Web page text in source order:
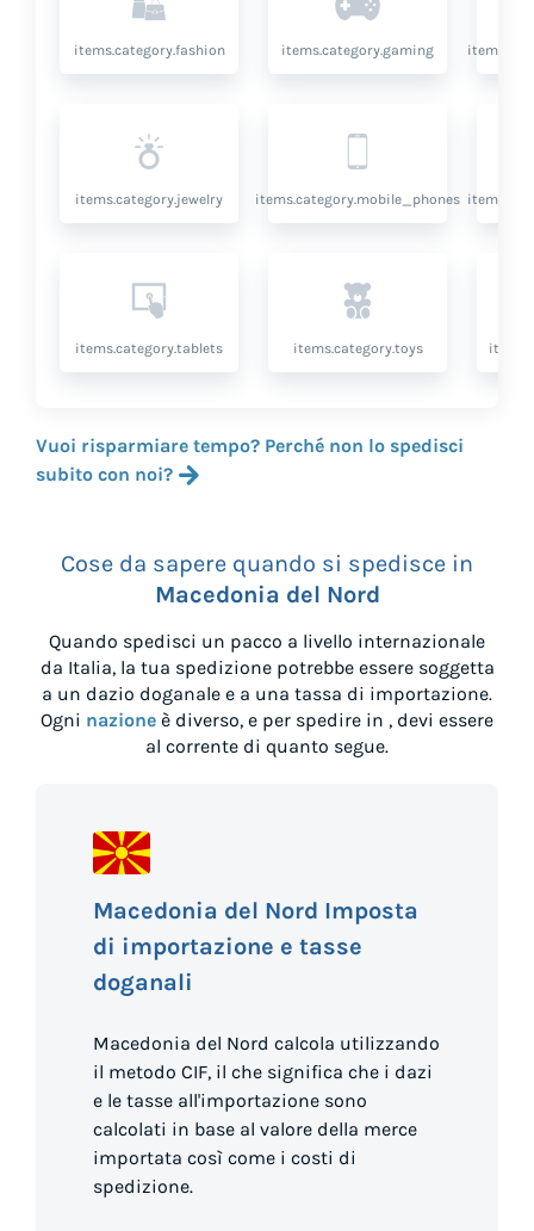
items.category.fashion items.category.gaming
items.category.jewelry items.category.mobile_phones
items.category.tablets items.category.toys
Vuoi risparmiare tempo? Perché non lo spedisci
subito con noi?
Cose da sapere quando si spedisce in
Macedonia del Nord
Quando spedisci un pacco a livello internazionale
da Italia, la tua spedizione potrebbe essere soggetta
a un dazio doganale e a una tassa di importazione.
Ogni nazione è diverso, e per spedire in , devi essere
al corrente di quanto segue.
Macedonia del Nord Imposta
di importazione e tasse
doganali
Macedonia del Nord calcola utilizzando
il metodo CIF, il che significa che i dazi
e le tasse all'importazione sono
calcolati in base al valore della merce
importata così come i costi di
spedizione.